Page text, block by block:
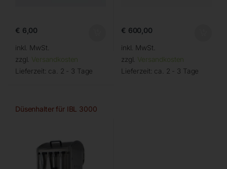
€ 6,00
inkl. MwSt.
zzgl. Versandkosten
Lieferzeit: ca. 2 - 3 Tage
€ 600,00
inkl. MwSt.
zzgl. Versandkosten
Lieferzeit: ca. 2 - 3 Tage
Düsenhalter für IBL 3000